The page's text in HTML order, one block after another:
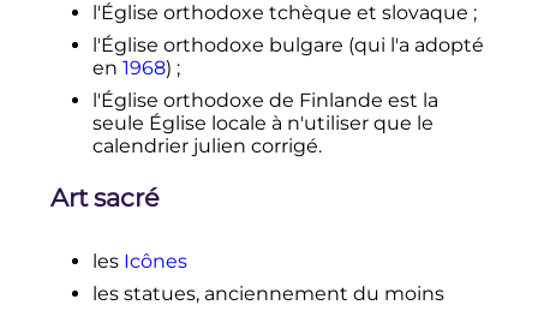
l'Église orthodoxe tchèque et slovaque ;
l'Église orthodoxe bulgare (qui l'a adopté
en 1968) ;
l'Église orthodoxe de Finlande est la
seule Église locale à n'utiliser que le
calendrier julien corrigé.
Art sacré
les Icônes
les statues, anciennement du moins